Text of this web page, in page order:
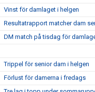
Vinst för damlaget i helgen
Resultatrapport matcher dam
DM match på tisdag för
Trippel för senior dam i helgen
Förlust för damerna i fredags